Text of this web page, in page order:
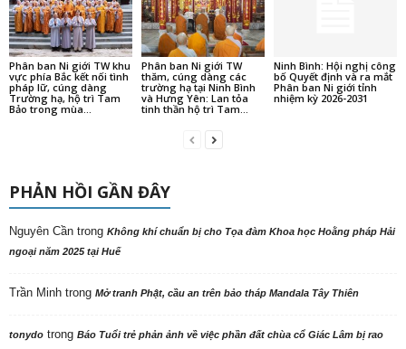
Phân ban Ni giới TW khu
vực phía Bắc kết nối tình
pháp lữ, cúng dàng
Trường hạ, hộ trì Tam
Bảo trong mùa...
Phân ban Ni giới TW
thăm, cúng dàng các
trường hạ tại Ninh Bình
và Hưng Yên: Lan tỏa
tinh thần hộ trì Tam...
Ninh Bình: Hội nghị công
bố Quyết định và ra mắt
Phân ban Ni giới tỉnh
nhiệm kỳ 2026-2031
PHẢN HỒI GẦN ĐÂY
Nguyên Cần trong Không khí chuẩn bị cho Tọa đàm Khoa học Hoằng pháp Hải
ngoại năm 2025 tại Huế
Trần Minh trong Mở tranh Phật, cầu an trên bảo tháp Mandala Tây Thiên
tonydo trong Báo Tuổi trẻ phản ảnh về việc phần đất chùa cổ Giác Lâm bị rao